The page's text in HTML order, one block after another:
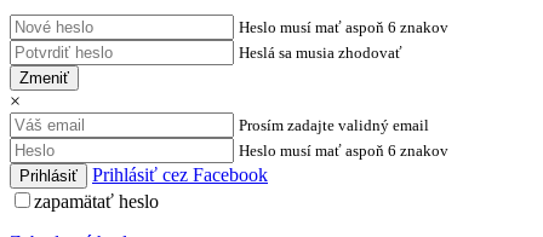
Heslo musí mať aspoň 6 znakov
Heslá sa musia zhodovať
Zmeniť
×
Prosím zadajte validný email
Heslo musí mať aspoň 6 znakov
Prihlásiť cez Facebook
zapamätať heslo